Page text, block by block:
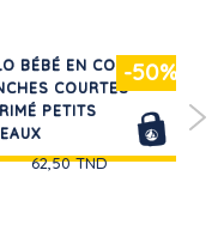
-50%
BÉBÉ EN COTON
COURTES
PETITS
62,50 TND